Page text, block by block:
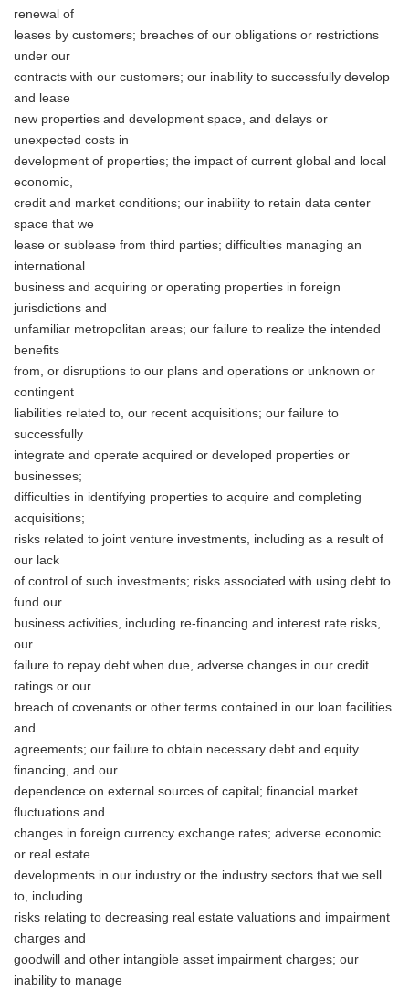
renewal of
leases by customers; breaches of our obligations or restrictions
under our
contracts with our customers; our inability to successfully develop
and lease
new properties and development space, and delays or
unexpected costs in
development of properties; the impact of current global and local
economic,
credit and market conditions; our inability to retain data center
space that we
lease or sublease from third parties; difficulties managing an
international
business and acquiring or operating properties in foreign
jurisdictions and
unfamiliar metropolitan areas; our failure to realize the intended
benefits
from, or disruptions to our plans and operations or unknown or
contingent
liabilities related to, our recent acquisitions; our failure to
successfully
integrate and operate acquired or developed properties or
businesses;
difficulties in identifying properties to acquire and completing
acquisitions;
risks related to joint venture investments, including as a result of
our lack
of control of such investments; risks associated with using debt to
fund our
business activities, including re-financing and interest rate risks,
our
failure to repay debt when due, adverse changes in our credit
ratings or our
breach of covenants or other terms contained in our loan facilities
and
agreements; our failure to obtain necessary debt and equity
financing, and our
dependence on external sources of capital; financial market
fluctuations and
changes in foreign currency exchange rates; adverse economic
or real estate
developments in our industry or the industry sectors that we sell
to, including
risks relating to decreasing real estate valuations and impairment
charges and
goodwill and other intangible asset impairment charges; our
inability to manage